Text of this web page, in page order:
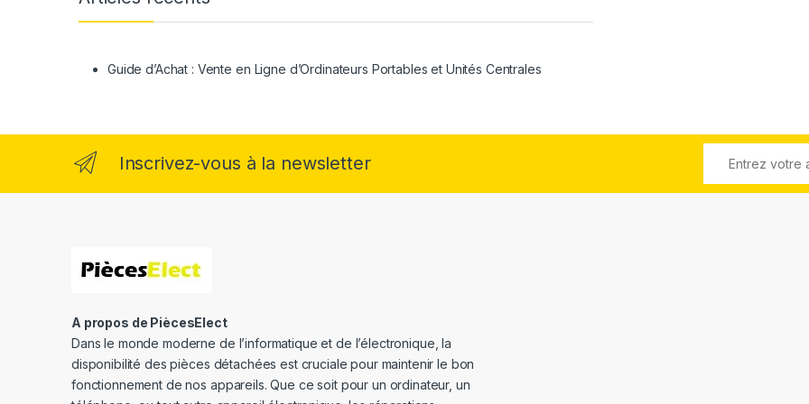
Guide d’Achat : Vente en Ligne d’Ordinateurs Portables et Unités Centrales
Inscrivez-vous à la newsletter
A propos de PiècesElect
Dans le monde moderne de l’informatique et de l’électronique, la
disponibilité des pièces détachées est cruciale pour maintenir le bon
fonctionnement de nos appareils. Que ce soit pour un ordinateur, un